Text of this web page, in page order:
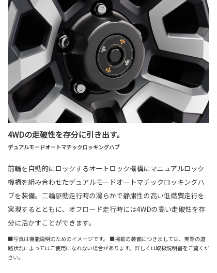
4WDの走破性を存分に引き出す。
デュアルモードオートマチックロッキングハブ
前輪を自動的にロックするオートロック機構にマニュアルロック
機構を組み合わせたデュアルモードオートマチックロッキングハ
ブを装備。二輪駆動走行時の滑らかで静粛性の高い低燃費走行を
実現するとともに、オフロード走行時には4WDの高い走破性を存
分に活かすことができます。
■写真は機能説明のためのイメージです。 ■掲載の装備につきましては、実際の道
路状況によってはご使用になれない場合があります。詳しくは取扱説明書をご覧くだ
さい。